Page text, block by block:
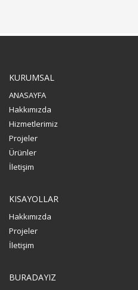
KURUMSAL
ANASAYFA
Hakkımızda
Hizmetlerimiz
Projeler
Ürünler
İletişim
KISAYOLLAR
Hakkımızda
Projeler
İletişim
BURADAYIZ